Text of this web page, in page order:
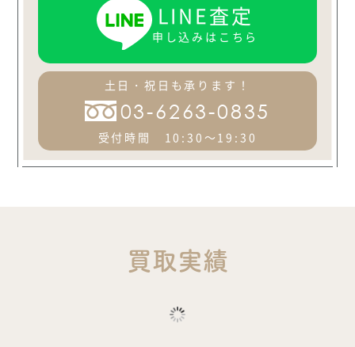
LINE査定
申し込みはこちら
土日・祝日も承ります！
03-6263-0835
受付時間 10:30～19:30
買取実績